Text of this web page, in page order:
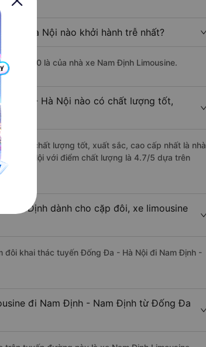
- Hà Nội nào khởi hành trễ nhất?
19:30 là của nhà xe Nam Định Limousine.
Đa - Hà Nội nào có chất lượng tốt,
Định chất lượng tốt, xuất sắc, cao cấp nhất là nhà
- Hà Nội với điểm chất lượng là 4.7/5 dựa trên
Định dành cho cặp đôi, xe limousine
đôi khai thác tuyến Đống Đa - Hà Nội đi Nam Định -
đi Nam Định - Nam Định từ Đống Đa